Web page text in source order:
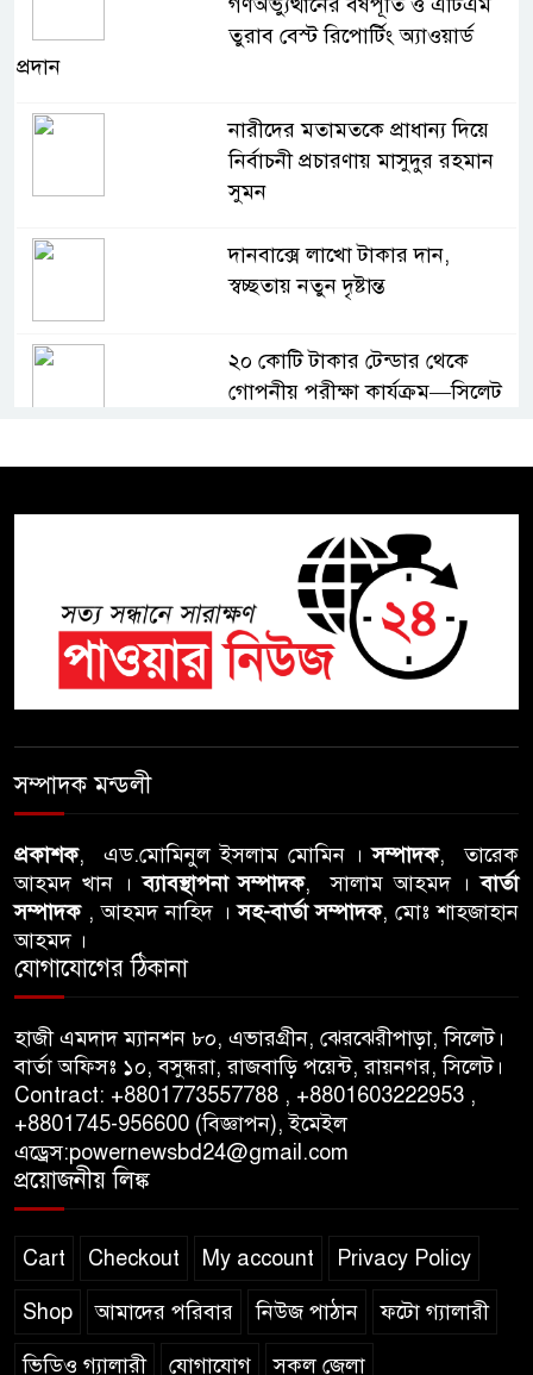
তুরাব বেস্ট রিপোর্টিং অ্যাওয়ার্ড
প্রদান
নারীদের মতামতকে প্রাধান্য দিয়ে
নির্বাচনী প্রচারণায় মাসুদুর রহমান
সুমন
দানবাক্সে লাখো টাকার দান,
স্বচ্ছতায় নতুন দৃষ্টান্ত
২০ কোটি টাকার টেন্ডার থেকে
গোপনীয় পরীক্ষা কার্যক্রম—সিলেট
সিলেটে চিকিৎসকের কিশোর ছেলের
ঝুলন্ত মরদেহ উদ্ধার
শতাব্দী রায়ের বাড়িতে বিদ্রোহীদের
বৈঠক, পশ্চিমবঙ্গে তৃনমূলে ভাঙনের
ইঙ্গিত !
বিএনপি নেতার ওপর হামলার
আবু তালহা চৌধুরী দ্বিতীয় বারের
মত টাওয়ার হ‍্যামলেটস কাউন্সিলের
গণবিজ্ঞপ্তি নিয়ে সিলেট অনলাইন
প্রেসক্লাবে বিশ্ব মুক্ত গণমাধ্যম দিবসে
সমালোচনা
সিলেটে ব্যাডমিন্টন তারকাদের
সম্পাদক মন্ডলী
প্রকাশক, এড.মোমিনুল ইসলাম মোমিন ।সম্পাদক, তারেক
আহমদ খান ।ব্যাবস্থাপনা সম্পাদক, সালাম আহমদ ।বার্তা
সম্পাদক, আহমদ নাহিদ ।সহ-বার্তা সম্পাদক, মোঃ শাহজাহান
আহমদ ।
যোগাযোগের ঠিকানা
হাজী এমদাদ ম্যানশন ৮০, এভারগ্রীন, ঝেরঝেরীপাড়া, সিলেট।
বার্তা অফিসঃ ১০, বসুন্ধরা, রাজবাড়ি পয়েন্ট, রায়নগর, সিলেট।
Contract: +8801773557788 , +8801603222953 ,
+8801745-956600 (বিজ্ঞাপন), ইমেইল
এড্রেস:powernewsbd24@gmail.com
প্রয়োজনীয় লিঙ্ক
Cart Checkout My account Privacy Policy
Shop আমাদের পরিবার নিউজ পাঠান ফটো গ্যালারী
ভিডিও গ্যালারী যোগাযোগ সকল জেলা